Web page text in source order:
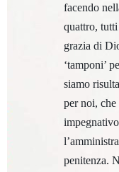
facendo
quattro,
grazia di
‘tamponi’
siamo
per noi,
penitenza.